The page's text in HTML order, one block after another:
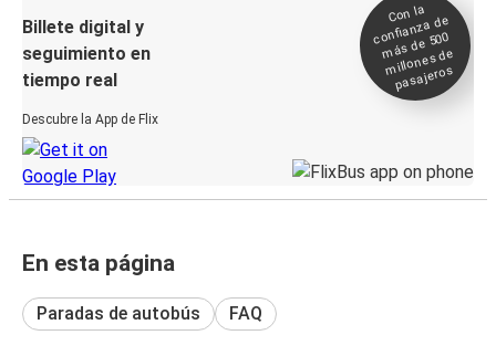
Billete digital y
seguimiento en
tiempo real
Descubre la App de Flix
Con la
confianza de
más de 500
millones de
pasajeros
En esta página
Paradas de autobús FAQ